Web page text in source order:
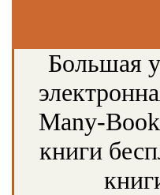
Большая
Many-
книги